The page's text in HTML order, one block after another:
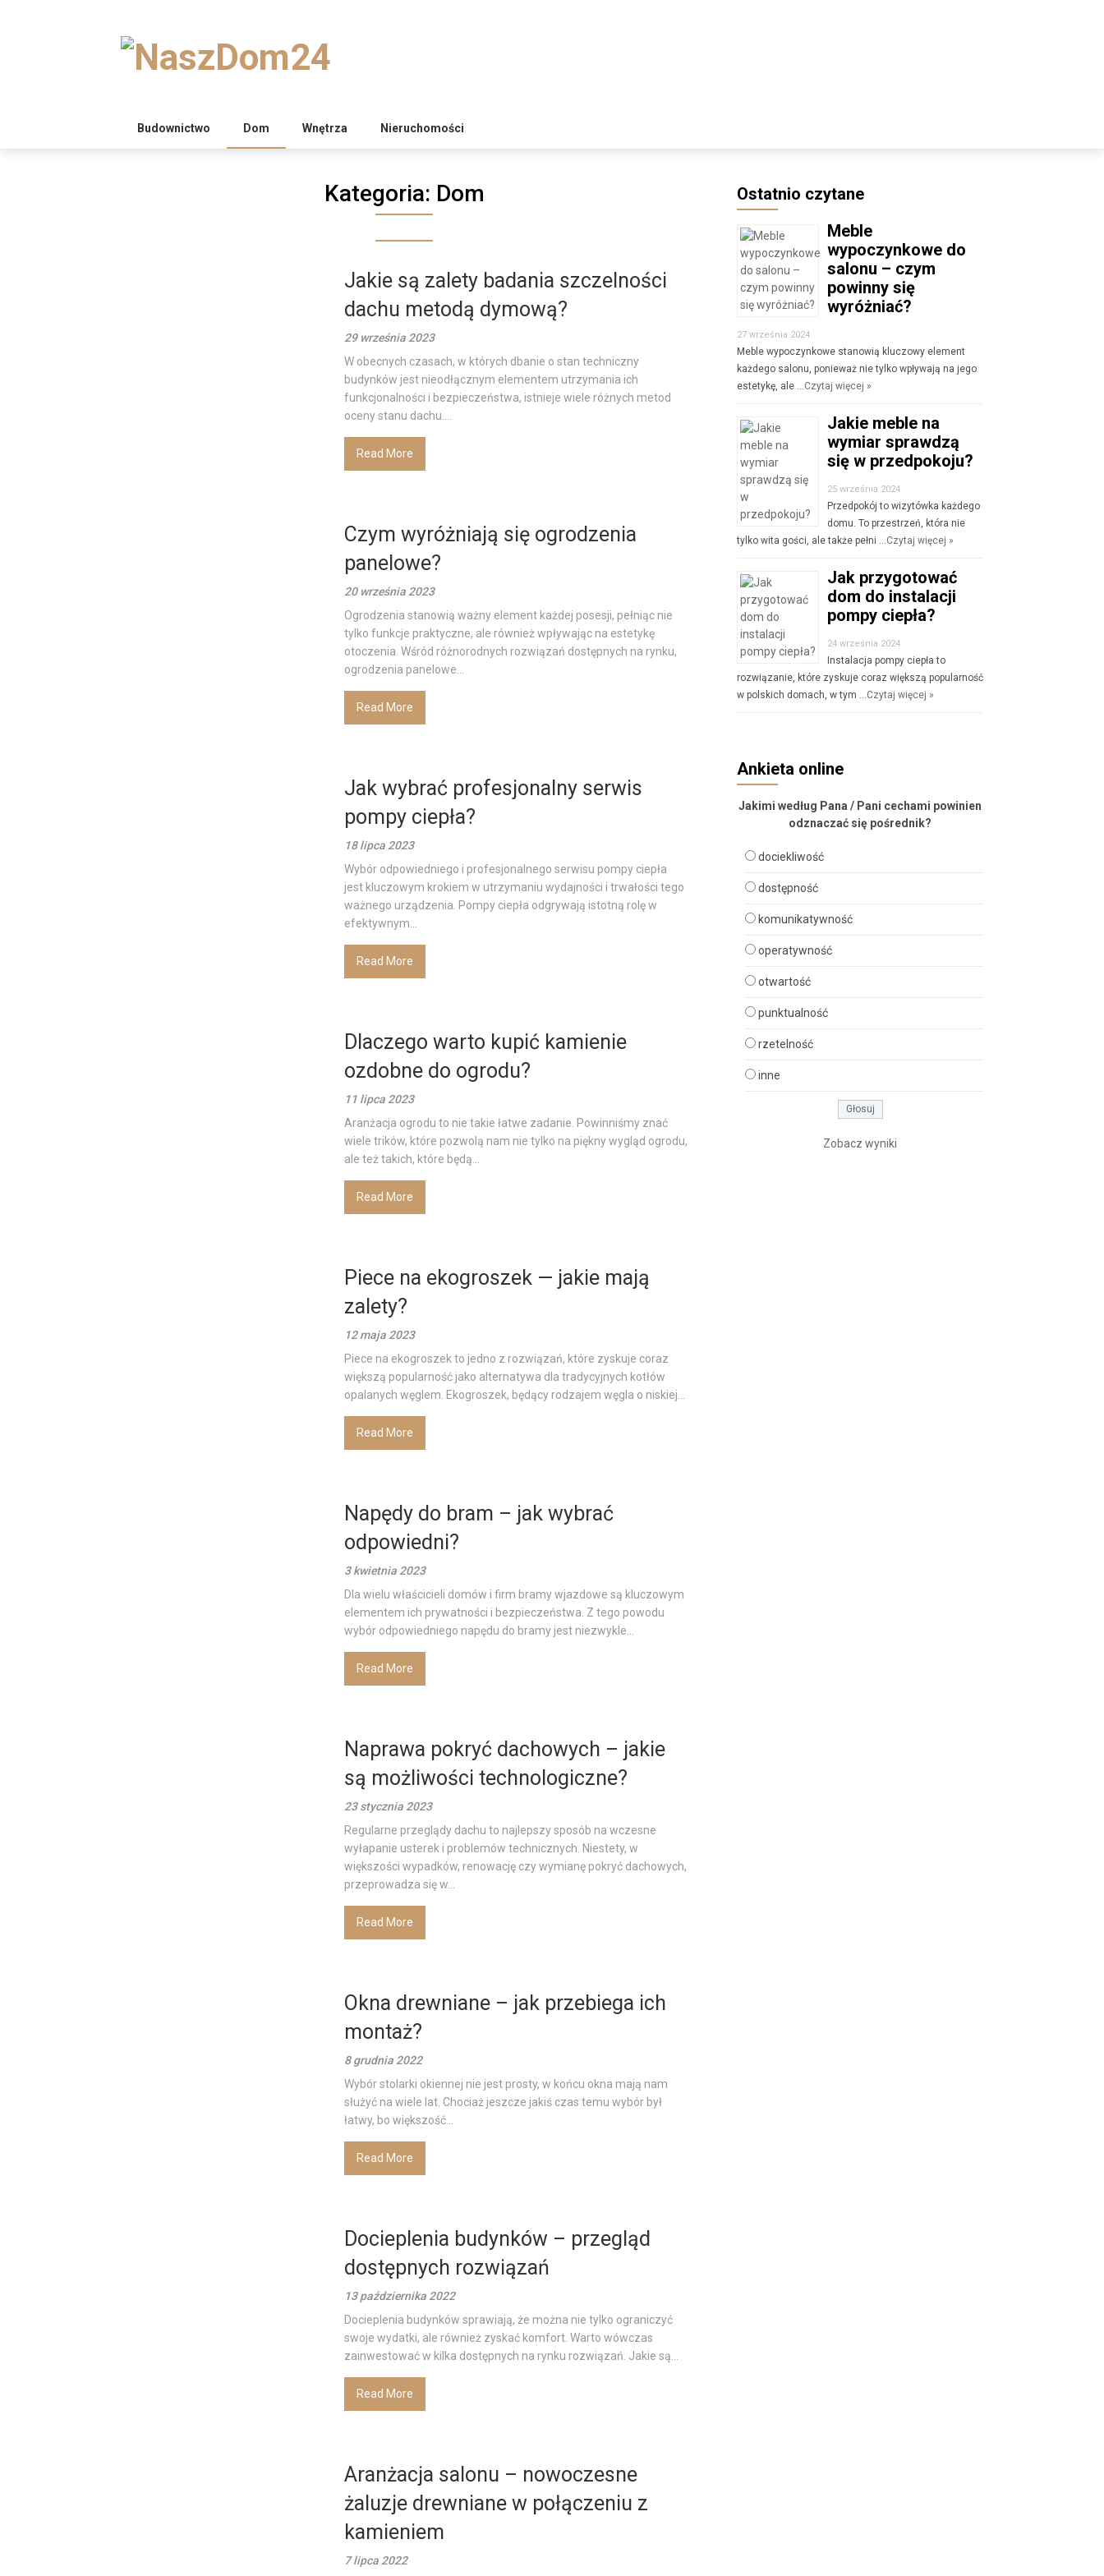
Budownictwo Dom Wnętrza Nieruchomości
Kategoria: Dom
Jakie są zalety badania szczelności
dachu metodą dymową?
29 września 2023
W obecnych czasach, w których dbanie o stan techniczny
budynków jest nieodłącznym elementem utrzymania ich
funkcjonalności i bezpieczeństwa, istnieje wiele różnych metod
oceny stanu dachu....
Read More
Czym wyróżniają się ogrodzenia
panelowe?
20 września 2023
Ogrodzenia stanowią ważny element każdej posesji, pełniąc nie
tylko funkcje praktyczne, ale również wpływając na estetykę
otoczenia. Wśród różnorodnych rozwiązań dostępnych na rynku,
ogrodzenia panelowe...
Read More
Jak wybrać profesjonalny serwis
pompy ciepła?
18 lipca 2023
Wybór odpowiedniego i profesjonalnego serwisu pompy ciepła
jest kluczowym krokiem w utrzymaniu wydajności i trwałości tego
ważnego urządzenia. Pompy ciepła odgrywają istotną rolę w
efektywnym...
Read More
Dlaczego warto kupić kamienie
ozdobne do ogrodu?
11 lipca 2023
Aranżacja ogrodu to nie takie łatwe zadanie. Powinniśmy znać
wiele trików, które pozwolą nam nie tylko na piękny wygląd ogrodu,
ale też takich, które będą...
Read More
Piece na ekogroszek — jakie mają
zalety?
12 maja 2023
Piece na ekogroszek to jedno z rozwiązań, które zyskuje coraz
większą popularność jako alternatywa dla tradycyjnych kotłów
opalanych węglem. Ekogroszek, będący rodzajem węgla o niskiej...
Read More
Napędy do bram – jak wybrać
odpowiedni?
3 kwietnia 2023
Dla wielu właścicieli domów i firm bramy wjazdowe są kluczowym
elementem ich prywatności i bezpieczeństwa. Z tego powodu
wybór odpowiedniego napędu do bramy jest niezwykle...
Read More
Naprawa pokryć dachowych – jakie
są możliwości technologiczne?
23 stycznia 2023
Regularne przeglądy dachu to najlepszy sposób na wczesne
wyłapanie usterek i problemów technicznych. Niestety, w
większości wypadków, renowację czy wymianę pokryć dachowych,
przeprowadza się w...
Read More
Okna drewniane – jak przebiega ich
montaż?
8 grudnia 2022
Wybór stolarki okiennej nie jest prosty, w końcu okna mają nam
służyć na wiele lat. Chociaż jeszcze jakiś czas temu wybór był
łatwy, bo większość...
Read More
Docieplenia budynków – przegląd
dostępnych rozwiązań
13 października 2022
Docieplenia budynków sprawiają, że można nie tylko ograniczyć
swoje wydatki, ale również zyskać komfort. Warto wówczas
zainwestować w kilka dostępnych na rynku rozwiązań. Jakie są...
Read More
Aranżacja salonu – nowoczesne
żaluzje drewniane w połączeniu z
kamieniem
7 lipca 2022
Ostatnio czytane
Meble
wypoczynkowe do
salonu – czym
powinny się
wyróżniać?
27 września 2024
Meble wypoczynkowe stanowią kluczowy element
każdego salonu, ponieważ nie tylko wpływają na jego
estetykę, ale …Czytaj więcej »
Jakie meble na
wymiar sprawdzą
się w przedpokoju?
25 września 2024
Przedpokój to wizytówka każdego
domu. To przestrzeń, która nie
tylko wita gości, ale także pełni …Czytaj więcej »
Jak przygotować
dom do instalacji
pompy ciepła?
24 września 2024
Instalacja pompy ciepła to
rozwiązanie, które zyskuje coraz większą popularność
w polskich domach, w tym …Czytaj więcej »
Ankieta online
Jakimi według Pana / Pani cechami powinien
odznaczać się pośrednik?
dociekliwość
dostępność
komunikatywność
operatywność
otwartość
punktualność
rzetelność
inne
Zobacz wyniki